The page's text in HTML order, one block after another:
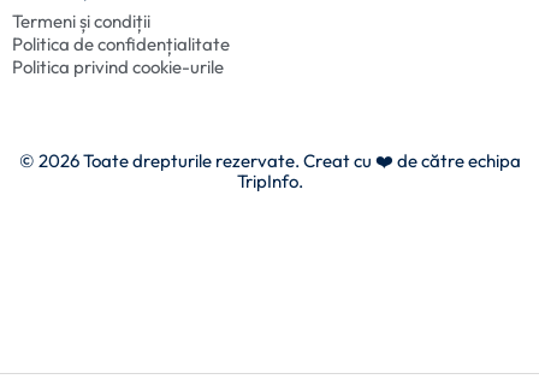
Termeni și condiții
Politica de confidențialitate
Politica privind cookie-urile
© 2026 Toate drepturile rezervate. Creat cu ❤️ de către echipa
TripInfo.